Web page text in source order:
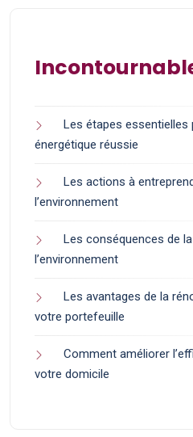
Les étapes essentielles
énergétique réussie
Les actions à
l’environnement
Les conséquences de
l’environnement
Les avantages de la
votre portefeuille
Comment améliorer
votre domicile